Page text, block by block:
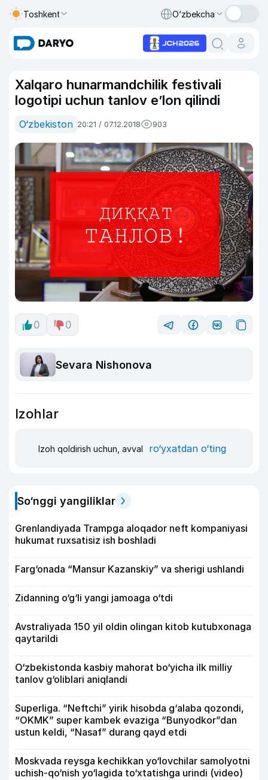
Toshkent O‘zbekcha
Xalqaro hunarmandchilik festivali
logotipi uchun tanlov e’lon qilindi
O‘zbekiston 20:21 / 07.12.2018 903
0 0
Sevara Nishonova
Izohlar
Izoh qoldirish uchun, avval ro‘yxatdan o‘ting
So‘nggi yangiliklar
Grenlandiyada Trampga aloqador neft kompaniyasi
hukumat ruxsatisiz ish boshladi
Farg‘onada “Mansur Kazanskiy” va sherigi ushlandi
Zidanning o‘g‘li yangi jamoaga o‘tdi
Avstraliyada 150 yil oldin olingan kitob kutubxonaga
qaytarildi
O‘zbekistonda kasbiy mahorat bo‘yicha ilk milliy
tanlov g‘oliblari aniqlandi
Superliga. “Neftchi” yirik hisobda g‘alaba qozondi,
“OKMK” super kambek evaziga “Bunyodkor”dan
ustun keldi, “Nasaf” durang qayd etdi
Moskvada reysga kechikkan yo‘lovchilar samolyotni
uchish-qo‘nish yo‘lagida to‘xtatishga urindi (video)